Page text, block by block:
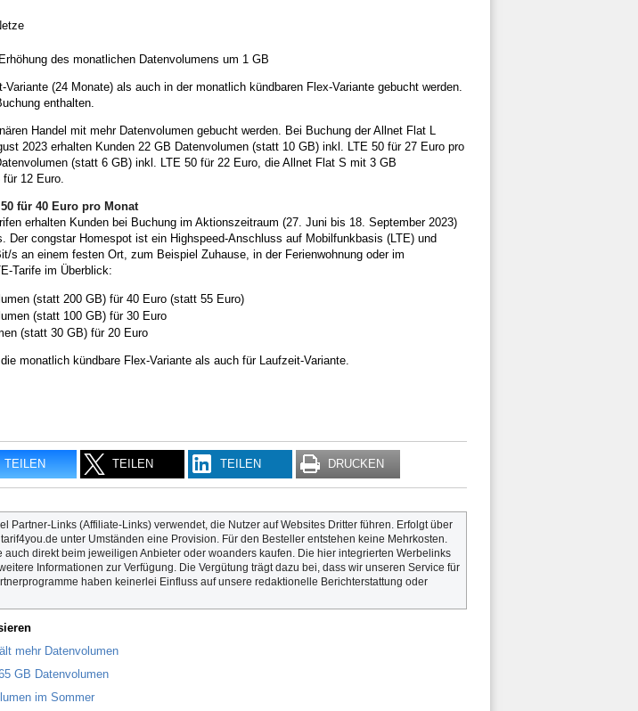
des monatlichen Datenvolumens um 1 GB
Variante (24 Monate) als auch in der monatlich kündbaren Flex-Variante gebucht werden.
enthalten.
Handel mit mehr Datenvolumen gebucht werden. Bei Buchung der Allnet Flat L
2023 erhalten Kunden 22 GB Datenvolumen (statt 10 GB) inkl. LTE 50 für 27 Euro pro
(statt 6 GB) inkl. LTE 50 für 22 Euro, die Allnet Flat S mit 3 GB
12 Euro.
für 40 Euro pro Monat
erhalten Kunden bei Buchung im Aktionszeitraum (27. Juni bis 18. September 2023)
Der congstar Homespot ist ein Highspeed-Anschluss auf Mobilfunkbasis (LTE) und
s an einem festen Ort, zum Beispiel Zuhause, in der Ferienwohnung oder im
Tarife im Überblick:
(statt 200 GB) für 40 Euro (statt 55 Euro)
(statt 100 GB) für 30 Euro
(statt 30 GB) für 20 Euro
monatlich kündbare Flex-Variante als auch für Laufzeit-Variante.
TEILEN TEILEN TEILEN DRUCKEN
Partner-Links (Affiliate-Links) verwendet, die Nutzer auf Websites Dritter führen. Erfolgt über
unter Umständen eine Provision. Für den Besteller entstehen keine Mehrkosten.
direkt beim jeweiligen Anbieter oder woanders kaufen. Die hier integrierten Werbelinks
Informationen zur Verfügung. Die Vergütung trägt dazu bei, dass wir unseren Service für
haben keinerlei Einfluss auf unsere redaktionelle Berichterstattung oder
mehr Datenvolumen
GB Datenvolumen
im Sommer